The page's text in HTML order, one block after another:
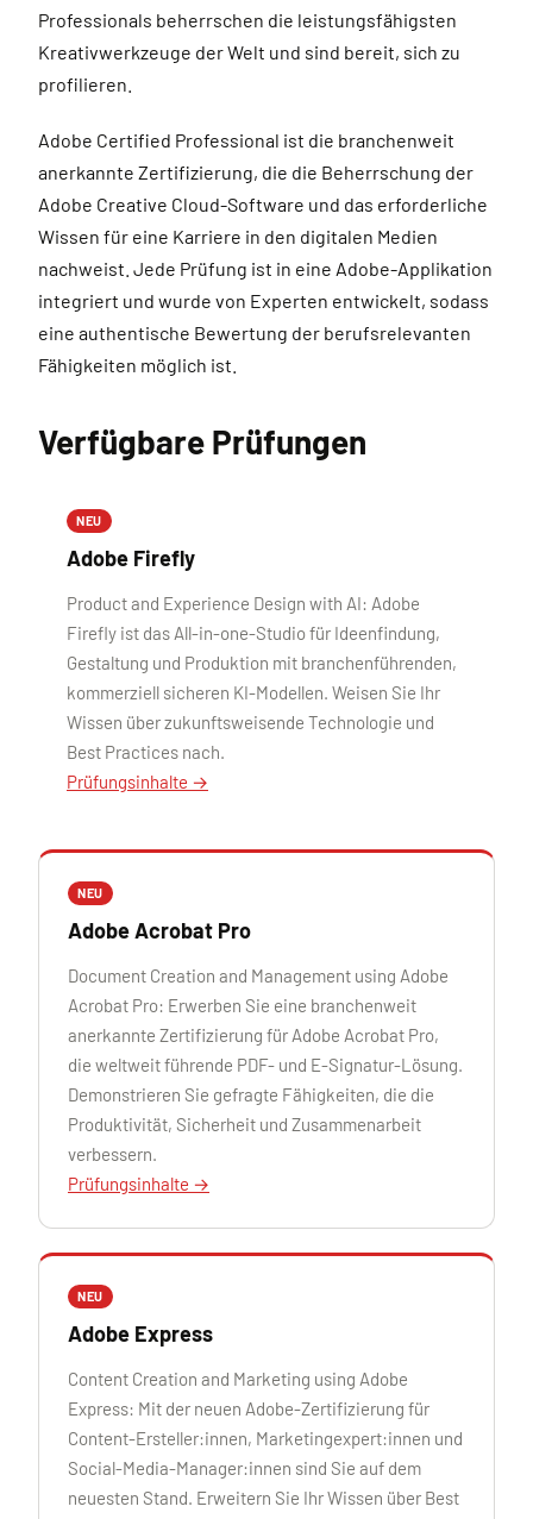
Professionals beherrschen die leistungsfähigsten
Kreativwerkzeuge der Welt und sind bereit, sich zu
profilieren.
Adobe Certified Professional ist die branchenweit
anerkannte Zertifizierung, die die Beherrschung der
Adobe Creative Cloud-Software und das erforderliche
Wissen für eine Karriere in den digitalen Medien
nachweist. Jede Prüfung ist in eine Adobe-Applikation
integriert und wurde von Experten entwickelt, sodass
eine authentische Bewertung der berufsrelevanten
Fähigkeiten möglich ist.
Verfügbare Prüfungen
NEU
Adobe Firefly
Product and Experience Design with AI: Adobe
Firefly ist das All-in-one-Studio für Ideenfindung,
Gestaltung und Produktion mit branchenführenden,
kommerziell sicheren KI-Modellen. Weisen Sie Ihr
Wissen über zukunftsweisende Technologie und
Best Practices nach.
Prüfungsinhalte →
NEU
Adobe Acrobat Pro
Document Creation and Management using Adobe
Acrobat Pro: Erwerben Sie eine branchenweit
anerkannte Zertifizierung für Adobe Acrobat Pro,
die weltweit führende PDF- und E-Signatur-Lösung.
Demonstrieren Sie gefragte Fähigkeiten, die die
Produktivität, Sicherheit und Zusammenarbeit
verbessern.
Prüfungsinhalte →
NEU
Adobe Express
Content Creation and Marketing using Adobe
Express: Mit der neuen Adobe-Zertifizierung für
Content-Ersteller:innen, Marketingexpert:innen und
Social-Media-Manager:innen sind Sie auf dem
neuesten Stand. Erweitern Sie Ihr Wissen über Best